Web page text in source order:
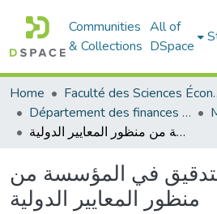
Communities
& Collections
All of
DSpace
Home
Faculté des Sciences
Département des finances et de comptabilité
تطبيق عملية التدقيق في المؤسسة من منظور المعايير الدولية
في المؤسسة من
منظور المعايير الدولية